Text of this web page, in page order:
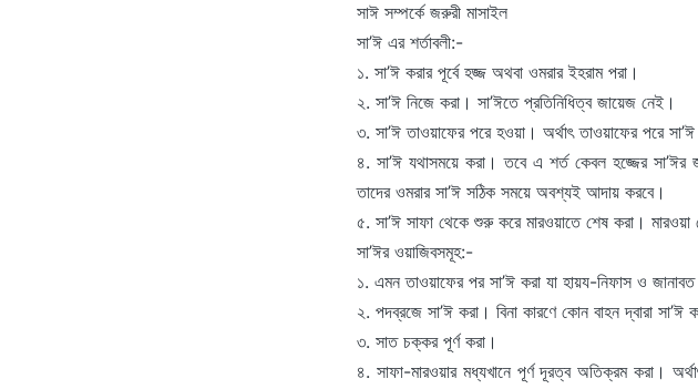
সাঈ সম্পর্কে জরুরী মাসাইল
সা’ঈ এর শর্তাবলী:-
১. সা’ঈ করার পূর্বে হজ্জ অথবা ওমরার ইহরাম পরা।
২. সা’ঈ নিজে করা। সা’ঈতে প্রতিনিধিত্ব জায়েজ নেই।
৩. সা’ঈ তাওয়াফের পরে হওয়া। অর্থাৎ তাওয়াফের পরে
৪. সা’ঈ যথাসময়ে করা। তবে এ শর্ত কেবল হজ্জের
তাদের ওমরার সা’ঈ সঠিক সময়ে অবশ্যই আদায় করবে।
৫. সা’ঈ সাফা থেকে শুরু করে মারওয়াতে শেষ করা। মারওয়া
সা’ঈর ওয়াজিবসমূহ:-
১. এমন তাওয়াফের পর সা’ঈ করা যা হায়য-নিফাস ও
২. পদব্রজে সা’ঈ করা। বিনা কারণে কোন বাহন দ্বারা সা’ঈ
৩. সাত চক্কর পূর্ণ করা।
৪. সাফা-মারওয়ার মধ্যখানে পূর্ণ দূরত্ব অতিক্রম করা।